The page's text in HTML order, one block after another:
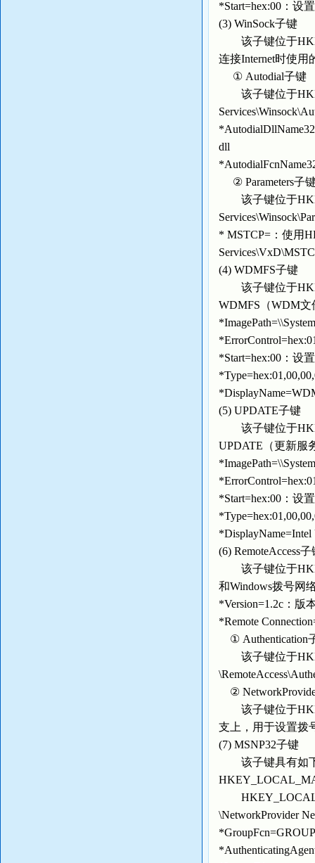
*Start=hex:00：设
(3) WinSock子键
该子键位于
连接Internet时使用
① Autodial子键
该子键位于
dll
② Parameters子
该子键位于
* MSTCP=：使用
(4) WDMFS子键
该子键位于
WDMFS（WDM文
*Start=hex:00：设
(5) UPDATE子键
该子键位于
UPDATE（更新服
*Start=hex:00：设
(6) RemoteAccess子
该子键位于
和Windows拨号网
*Version=1.2c：版
*Remote
① Authentication
该子键位于
②
该子键位于
支上，用于设置拨
(7) MSNP32子键
该子键具有如
\NetworkProvider